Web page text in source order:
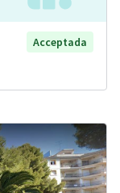
Acceptada